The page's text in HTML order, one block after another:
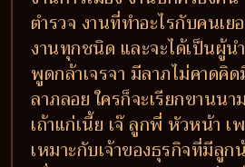
ตำรวจ งานที่ทำอะไรกับคนเย
งานทุกชนิด และจะได้เป็นผู้น
พูดกล้าเจรจา มีลาภไม่คาดคิด
ลาภลอย ใครก็จะเรียกขานนา
เถ้าแก่เนี้ย เจ๊ ลูกพี่ หัวหน้า เ
เหมาะกับเจ้าของธุรกิจที่มีลูก